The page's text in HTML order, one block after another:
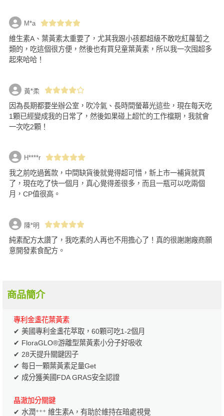
M*a
維生素A、葉黃素太重要了，尤其我跟小孩都超級不敢吃紅蘿蔔之
類的，吃這個很方便，然後也有買兒童葉黃素，所以我一次囤超多
起來哈哈！
黃*柔
因為長期都要坐辦公室，吹冷氣、長時間螢幕光這些，現在每天吃
1顆已經變成我的日常了，然後如果碰上超忙的工作檔期，我就會
一次吃2顆！
H****r
我之前吃過舊款，中間缺貨後就覺得超可惜，新上市一補貨就買
了，現在吃了快一個月，真心覺得差很多，而且一瓶可以吃兩個
月，CP值很高。
陳*明
純素配方太讚了，我吃素的人再也不用擔心了！真的很謝謝廠商願
意開發素食配方。
商品簡介
專利金盞花葉黃素
✔ 美國專利金盞花萃取，60顆可吃1-2個月
✔ FloraGLO®游離型葉黃素小分子好吸收
✔ 28天提升關鍵因子
✔ 每日一顆葉黃素足量Get
✔ 成分獲美國FDA GRAS安全認證
晶澈加分關鍵
✔ 水潤⁺⁺⁺ 維生素A，有助於維持在暗處視覺